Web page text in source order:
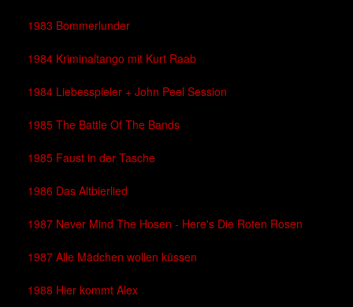
1983 Bommerlunder
1984 Kriminaltango mit Kurt Raab
1984 Liebesspieler + John Peel Session
1985 The Battle Of The Bands
1985 Faust in der Tasche
1986 Das Altbierlied
1987 Never Mind The Hosen - Here's Die Roten Rosen
1987 Alle Mädchen wollen küssen
1988 Hier kommt Alex